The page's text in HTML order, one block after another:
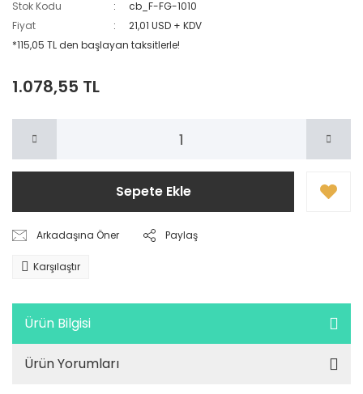
Stok Kodu
cb_F-FG-1010
Fiyat
21,01 USD + KDV
*115,05 TL den başlayan taksitlerle!
1.078,55 TL
Sepete Ekle
Arkadaşına Öner Paylaş
Karşılaştır
Ürün Bilgisi
Ürün Yorumları